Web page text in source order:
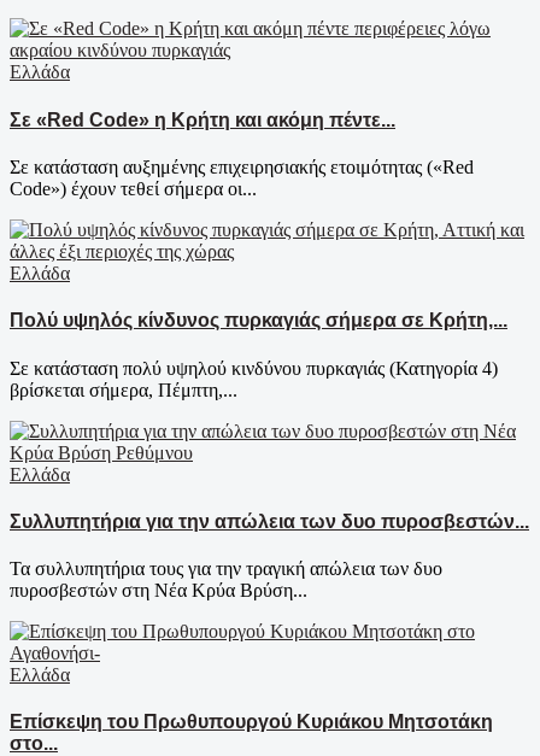
Ελλάδα
Σε «Red Code» η Κρήτη και ακόμη πέντε...
Σε κατάσταση αυξημένης επιχειρησιακής ετοιμότητας («Red
Code») έχουν τεθεί σήμερα οι...
Ελλάδα
Πολύ υψηλός κίνδυνος πυρκαγιάς σήμερα σε Κρήτη,...
Σε κατάσταση πολύ υψηλού κινδύνου πυρκαγιάς (Κατηγορία 4)
βρίσκεται σήμερα, Πέμπτη,...
Ελλάδα
Συλλυπητήρια για την απώλεια των δυο πυροσβεστών...
Τα συλλυπητήρια τους για την τραγική απώλεια των δυο
πυροσβεστών στη Νέα Κρύα Βρύση...
Ελλάδα
Επίσκεψη του Πρωθυπουργού Κυριάκου Μητσοτάκη
στο...